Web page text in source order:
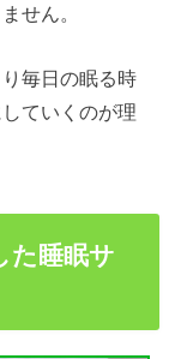
せん。
毎日の眠る時
ていくのが理
た睡眠サ